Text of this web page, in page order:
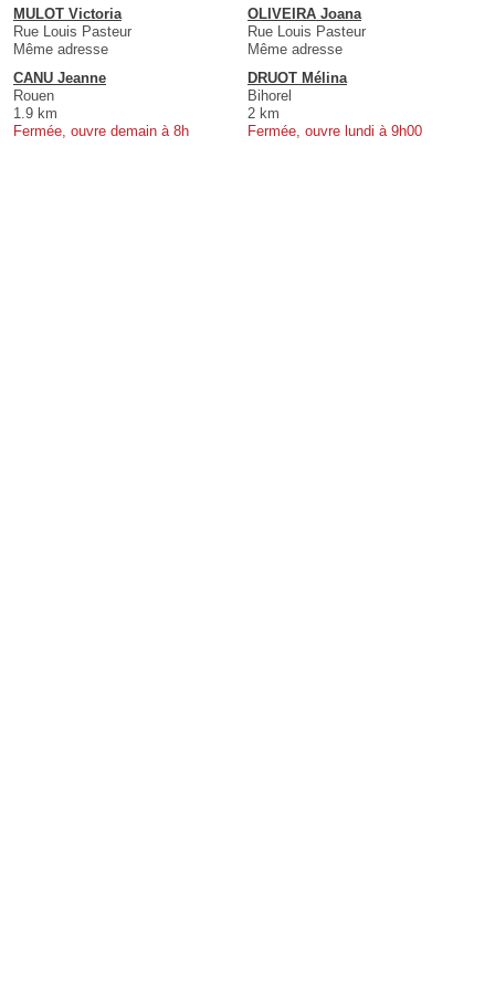
MULOT Victoria
Rue Louis Pasteur
Même adresse
OLIVEIRA Joana
Rue Louis Pasteur
Même adresse
CANU Jeanne
Rouen
1.9 km
Fermée, ouvre demain à 8h
DRUOT Mélina
Bihorel
2 km
Fermée, ouvre lundi à 9h00